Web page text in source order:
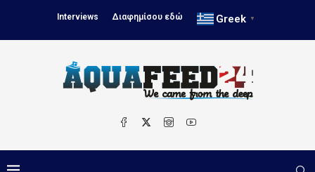
Interviews Διαφημίσου εδώ Greek ▼